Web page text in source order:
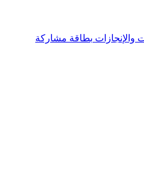
والإنجازات بطاقة مشاركة